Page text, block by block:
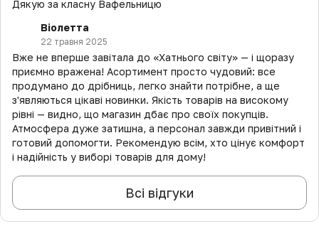
Дякую за класну Вафельницю
Віолетта
22 травня 2025
Вже не вперше завітала до «Хатнього світу» — і щоразу
приємно вражена! Асортимент просто чудовий: все
продумано до дрібниць, легко знайти потрібне, а ще
з'являються цікаві новинки. Якість товарів на високому
рівні — видно, що магазин дбає про своїх покупців.
Атмосфера дуже затишна, а персонал завжди привітний і
готовий допомогти. Рекомендую всім, хто цінує комфорт
і надійність у виборі товарів для дому!
Всі відгуки